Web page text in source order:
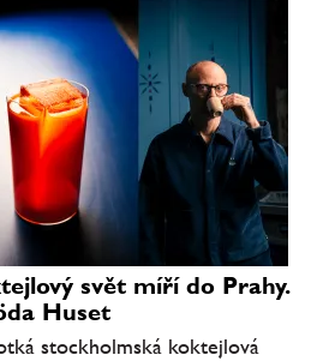
svět míří do Prahy.
Huset
stockholmská koktejlová